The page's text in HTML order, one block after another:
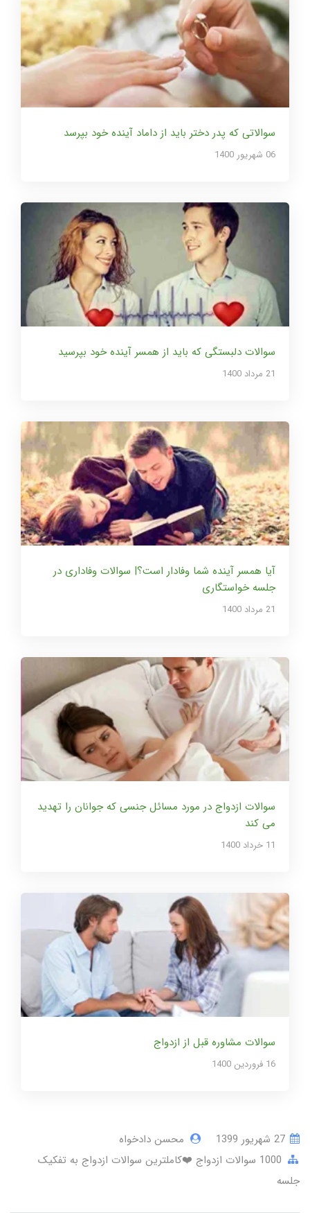
سوالاتی که پدر دختر باید از داماد آینده خود بپرسد
06 شهریور 1400
سوالات دلبستگی که باید از همسر آینده خود بپرسید
21 مرداد 1400
آیا همسر آینده شما وفادار است؟| سوالات وفاداری در
جلسه خواستگاری
21 مرداد 1400
سوالات ازدواج در مورد مسائل جنسی که جوانان را تهدید
می کند
11 خرداد 1400
سوالات مشاوره قبل از ازدواج
16 فروردین 1400
محسن دادخواه
1000 سوالات ازدواج ❤️کاملترین سوالات ازدواج به تفکیک
جلسه